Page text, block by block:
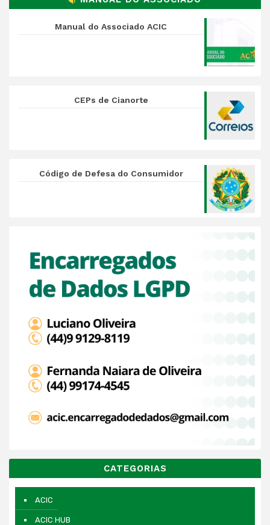
Manual do Associado ACIC
CEPs de Cianorte
Código de Defesa do Consumidor
CATEGORIAS
ACIC
ACIC HUB